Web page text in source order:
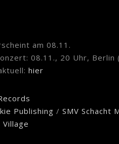
am 08.11.
08.11., 20 Uhr, Berlin
hier
Publishing / SMV Schacht
Village